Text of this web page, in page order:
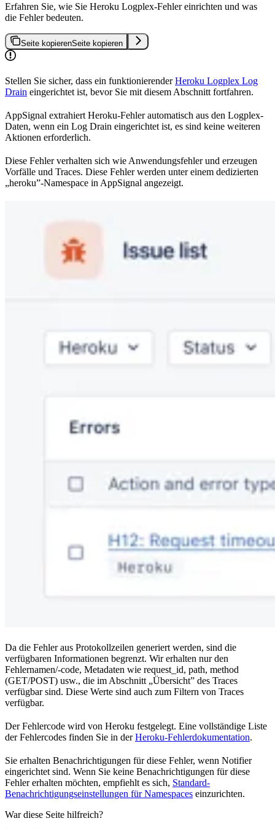
Erfahren Sie, wie Sie Heroku Logplex-Fehler einrichten und was
die Fehler bedeuten.
Seite kopierenSeite kopieren
Stellen Sie sicher, dass ein funktionierenderHeroku Logplex Log
Drain eingerichtet ist, bevor Sie mit diesem Abschnitt fortfahren.
AppSignal extrahiert Heroku-Fehler automatisch aus den Logplex-
Daten, wenn ein Log Drain eingerichtet ist, es sind keine weiteren
Aktionen erforderlich.
Diese Fehler verhalten sich wie Anwendungsfehler und erzeugen
Vorfälle und Traces. Diese Fehler werden unter einem dedizierten
„heroku”-Namespace in AppSignal angezeigt.
Da die Fehler aus Protokollzeilen generiert werden, sind die
verfügbaren Informationen begrenzt. Wir erhalten nur den
Fehlernamen/-code, Metadaten wie request_id, path, method
(GET/POST) usw., die im Abschnitt „Übersicht” des Traces
verfügbar sind. Diese Werte sind auch zum Filtern von Traces
verfügbar.
Der Fehlercode wird von Heroku festgelegt. Eine vollständige Liste
der Fehlercodes finden Sie in derHeroku-Fehlerdokumentation.
Sie erhalten Benachrichtigungen für diese Fehler, wenn Notifier
eingerichtet sind. Wenn Sie keine Benachrichtigungen für diese
Fehler erhalten möchten, empfiehlt es sich, Standard-
Benachrichtigungseinstellungen für Namespaces einzurichten.
War diese Seite hilfreich?